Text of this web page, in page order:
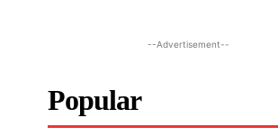
--Advertisement--
Popular